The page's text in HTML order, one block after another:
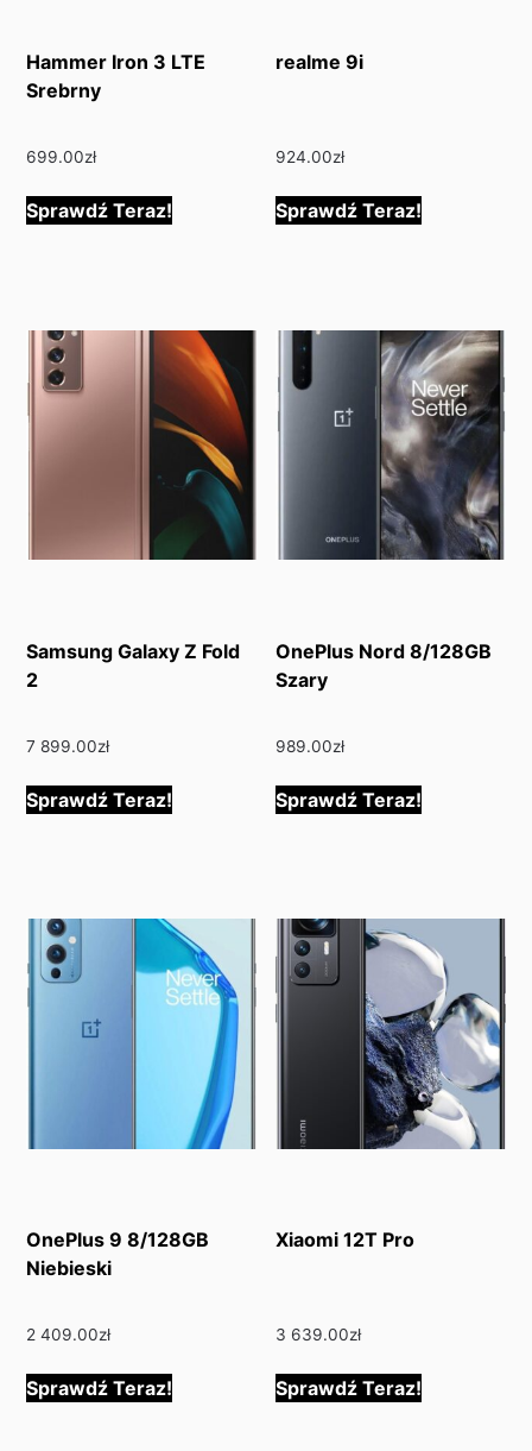
Hammer Iron 3 LTE
Srebrny
699.00zł
Sprawdź Teraz!
realme 9i
924.00zł
Sprawdź Teraz!
Samsung Galaxy Z Fold
2
7 899.00zł
Sprawdź Teraz!
OnePlus Nord 8/128GB
Szary
989.00zł
Sprawdź Teraz!
OnePlus 9 8/128GB
Niebieski
2 409.00zł
Sprawdź Teraz!
Xiaomi 12T Pro
3 639.00zł
Sprawdź Teraz!